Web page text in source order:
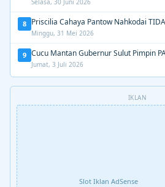
8 Priscilia Cahaya Pantow Nahkodai
Minggu, 31 Mei 2026
9 Cucu Mantan Gubernur Sulut Pimpin
Jumat, 3 Juli 2026
IKLAN
Slot Iklan AdSense